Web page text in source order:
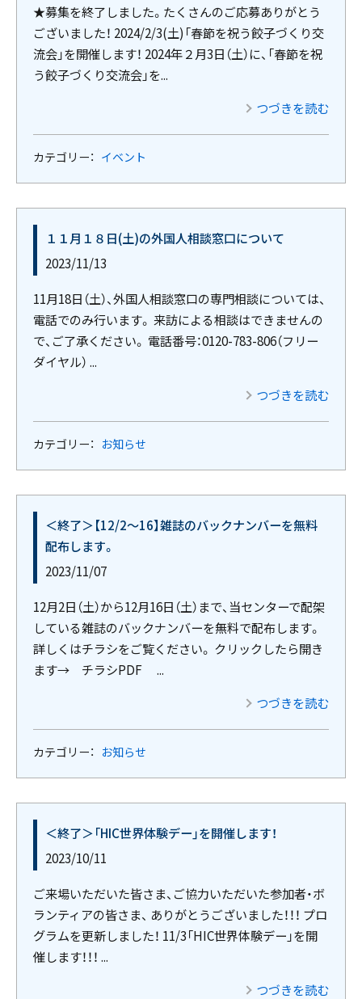
★募集を終了しました。たくさんのご応募ありがとう
ございました！ 2024/2/3(土)「春節を祝う餃子づくり交
流会」を開催します！ 2024年２月3日（土）に、「春節を祝
う餃子づくり交流会」を...
つづきを読む
カテゴリー： イベント
１１月１８日(土)の外国人相談窓口について
2023/11/13
11月18日（土）、外国人相談窓口の専門相談については、
電話でのみ行います。 来訪による相談はできませんの
で、ご了承ください。 電話番号：0120-783-806（フリー
ダイヤル） ...
つづきを読む
カテゴリー： お知らせ
＜終了＞【12/2～16】雑誌のバックナンバーを無料
配布します。
2023/11/07
12月2日（土）から12月16日（土）まで、当センターで配架
している雑誌のバックナンバーを無料で配布します。
詳しくはチラシをご覧ください。 クリックしたら開き
ます→ チラシPDF ...
つづきを読む
カテゴリー： お知らせ
＜終了＞「HIC世界体験デー」を開催します！
2023/10/11
ご来場いただいた皆さま、ご協力いただいた参加者・ボ
ランティアの皆さま、 ありがとうございました！！！ プロ
グラムを更新しました！ 11/3「HIC世界体験デー」を開
催します！！！ ...
つづきを読む